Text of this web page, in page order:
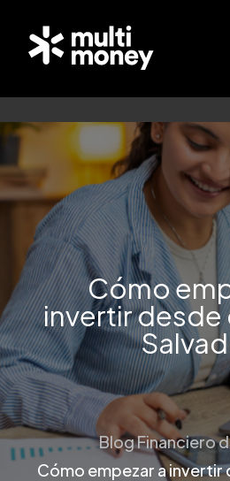
Cómo
invertir desde
Blog Financiero
Cómo empezar a invertir